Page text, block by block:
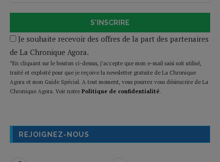
S'INSCRIRE
Je souhaite recevoir des offres de la part des partenaires
de La Chronique Agora.
*En cliquant sur le bouton ci-dessus, j’accepte que mon e-mail saisi soit utilisé,
traité et exploité pour que je reçoive la newsletter gratuite de La Chronique
Agora et mon Guide Spécial. A tout moment, vous pourrez vous désinscrire de La
Chronique Agora. Voir notre Politique de confidentialité.
REJOIGNEZ-NOUS